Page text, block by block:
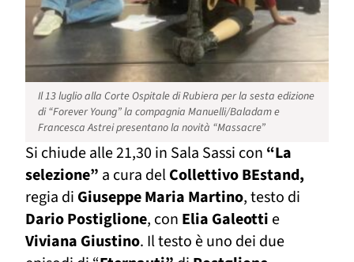
Il 13 luglio alla Corte Ospitale di Rubiera per la sesta edizione
di “Forever Young” la compagnia Manuelli/Baladam e
Francesca Astrei presentano la novità “Massacre”
Si chiude alle 21,30 in Sala Sassi con “La
selezione” a cura delCollettivo BEstand,
regia di Giuseppe Maria Martino, testo di
Dario Postiglione, con Elia Galeotti e
Viviana Giustino. Il testo è uno dei due